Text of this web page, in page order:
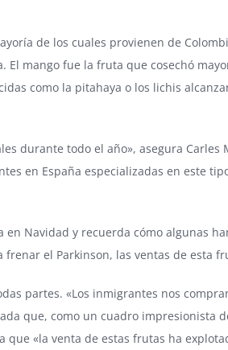
de los cuales provienen de
mango fue la fruta que cosechó
como la pitahaya o los lichis
durante todo el año», asegura
en España especializadas en este
Navidad y recuerda cómo algunas
el Parkinson, las ventas de esta
partes. «Los inmigrantes nos
que, como un cuadro impresionista
«la venta de estas frutas ha